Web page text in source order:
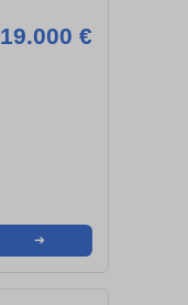
19.000 €
➜